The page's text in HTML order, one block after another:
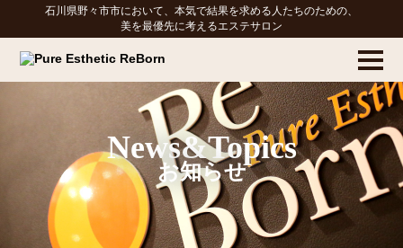
石川県野々市市において、本気で結果を求める人たちのための、
美を最優先に考えるエステサロン
News&Topics
お知らせ